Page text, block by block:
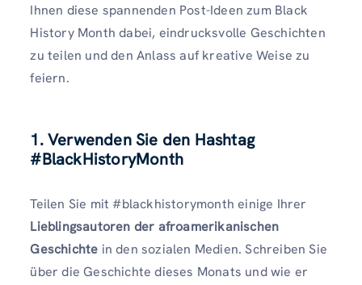
Ihnen diese spannenden Post-Ideen zum Black
History Month dabei, eindrucksvolle Geschichten
zu teilen und den Anlass auf kreative Weise zu
feiern.
1. Verwenden Sie den Hashtag
#BlackHistoryMonth
Teilen Sie mit #blackhistorymonth einige Ihrer
Lieblingsautoren der afroamerikanischen
Geschichte in den sozialen Medien. Schreiben Sie
über die Geschichte dieses Monats und wie er